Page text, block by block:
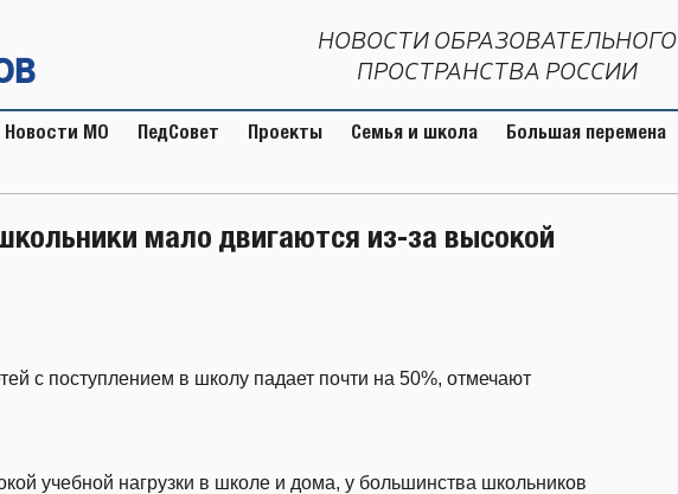
НОВОСТИ ОБРАЗОВАТЕЛЬНОГО
ПРОСТРАНСТВА РОССИИ
Новости МО ПедСовет Проекты Семья и школа Большая перемена
мало двигаются из-за высокой
с поступлением в школу падает почти на 50%, отмечают
учебной нагрузки в школе и дома, у большинства школьников